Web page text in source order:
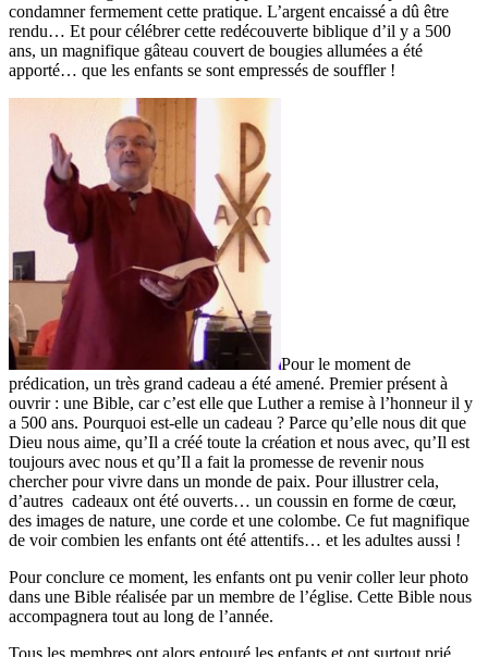
condamner fermement cette pratique. L’argent encaissé a dû être
rendu… Et pour célébrer cette redécouverte biblique d’il y a 500
ans, un magnifique gâteau couvert de bougies allumées a été
apporté… que les enfants se sont empressés de souffler !
Pour le moment de
prédication, un très grand cadeau a été amené. Premier présent à
ouvrir : une Bible, car c’est elle que Luther a remise à l’honneur il y
a 500 ans. Pourquoi est-elle un cadeau ? Parce qu’elle nous dit que
Dieu nous aime, qu’Il a créé toute la création et nous avec, qu’Il est
toujours avec nous et qu’Il a fait la promesse de revenir nous
chercher pour vivre dans un monde de paix. Pour illustrer cela,
d’autres cadeaux ont été ouverts… un coussin en forme de cœur,
des images de nature, une corde et une colombe. Ce fut magnifique
de voir combien les enfants ont été attentifs… et les adultes aussi !
Pour conclure ce moment, les enfants ont pu venir coller leur photo
dans une Bible réalisée par un membre de l’église. Cette Bible nous
accompagnera tout au long de l’année.
Tous les membres ont alors entouré les enfants et ont surtout prié